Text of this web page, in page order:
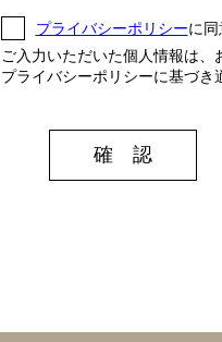
プライバシーポリシーに同
ご入力いただいた個人情報は
プライバシーポリシーに基づき